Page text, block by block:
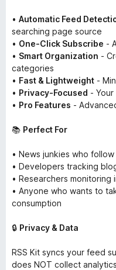
• Automatic Feed
searching page source
• One-Click Subscribe -
• Smart Organization -
categories
• Fast & Lightweight -
• Privacy-Focused -
• Pro Features -
📚 Perfect For
• News junkies who
• Developers tracking
• Researchers monitoring
• Anyone who wants to
consumption
🔒 Privacy & Data
RSS Kit syncs your feed
does NOT collect